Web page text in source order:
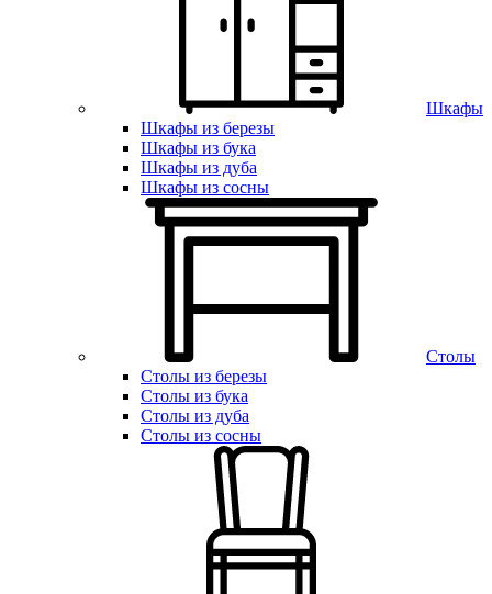
Шкафы
Шкафы из березы
Шкафы из бука
Шкафы из дуба
Шкафы из сосны
Столы
Столы из березы
Столы из бука
Столы из дуба
Столы из сосны